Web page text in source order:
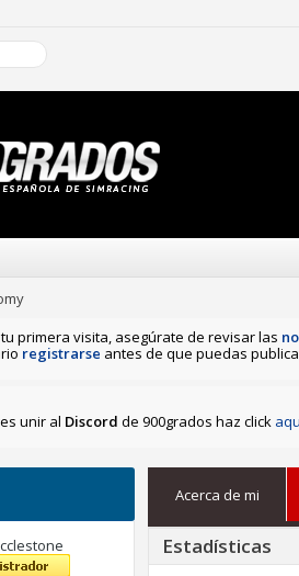
primera visita, asegúrate de revisar las
registrarse antes de que puedas
unir al Discord de 900grados haz click
Acerca de mi
Estadísticas